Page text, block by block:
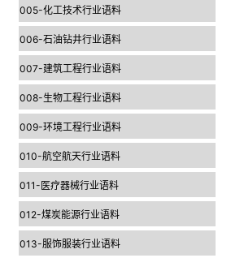
005-化工技术行业语料
006-石油钻井行业语料
007-建筑工程行业语料
008-生物工程行业语料
009-环境工程行业语料
010-航空航天行业语料
011-医疗器械行业语料
012-煤炭能源行业语料
013-服饰服装行业语料